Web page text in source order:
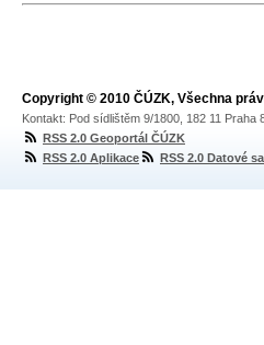
Copyright © 2010 ČÚZK, Všechna
Kontakt: Pod sídlištěm 9/1800, 182 11
RSS 2.0 Geoportál ČÚZK
RSS 2.0 Aplikace
RSS 2.0 Datové